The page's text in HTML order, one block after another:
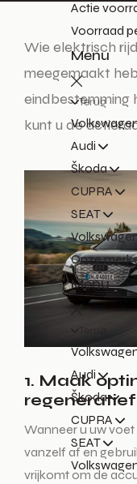
Actie
Voorraad
Menu
Terug
Audi
Škoda
CUPRA
SEAT
Onze
Menu
Audi
Škoda
CUPRA
SEAT
Wie elektrisch
meegemaakt
eindbestemming
kunt u de
1. Maak
Wanneer u uw
vanzelf af en
vrijkomt om de